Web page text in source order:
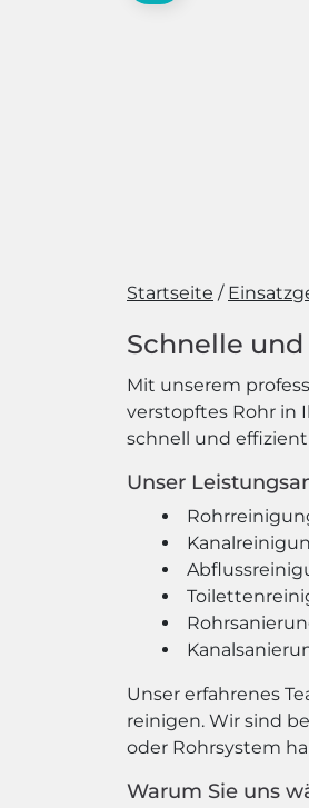
Startseite
Schnelle
Mit unserem
verstopftes Rohr in
schnell und effizient
Unser
Unser erfahrenes
reinigen. Wir sind
oder Rohrsystem
Warum Sie uns